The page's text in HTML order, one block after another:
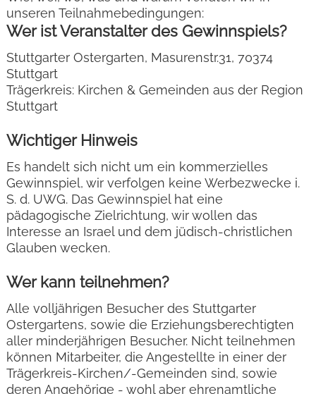
unseren Teilnahmebedingungen:
Wer ist Veranstalter des Gewinnspiels?
Stuttgarter Ostergarten, Masurenstr.31, 70374
Stuttgart
Trägerkreis: Kirchen & Gemeinden aus der Region
Stuttgart
Wichtiger Hinweis
Es handelt sich nicht um ein kommerzielles
Gewinnspiel, wir verfolgen keine Werbezwecke i.
S. d. UWG. Das Gewinnspiel hat eine
pädagogische Zielrichtung, wir wollen das
Interesse an Israel und dem jüdisch-christlichen
Glauben wecken.
Wer kann teilnehmen?
Alle volljährigen Besucher des Stuttgarter
Ostergartens, sowie die Erziehungsberechtigten
aller minderjährigen Besucher. Nicht teilnehmen
können Mitarbeiter, die Angestellte in einer der
Trägerkreis-Kirchen/-Gemeinden sind, sowie
deren Angehörige - wohl aber ehrenamtliche